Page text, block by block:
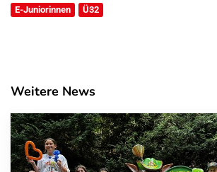
E-Juniorinnen Ü32
Weitere News